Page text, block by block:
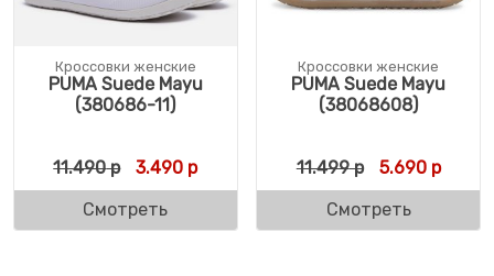
Кроссовки женские
PUMA Suede Mayu
(380686-11)
11.490р Первоначальная цена составляла 11.490
3.490 рТекущая цена: 3.490 р.
Смотреть
Кроссовки женские
PUMA Suede Mayu
(38068608)
11.499р 5.690р
Смотреть